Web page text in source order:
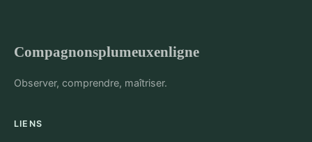
Compagnonsplumeuxenligne
Observer, comprendre, maîtriser.
LIENS